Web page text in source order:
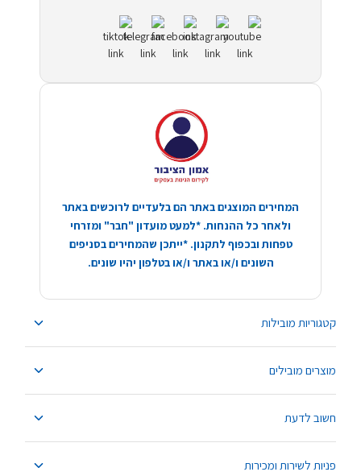
קטגוריות מובילות
מוצרים מובילים
חשוב לדעת
פניות לשירות ומכירות
המחירים המוצגים באתר הם בלעדיים לרוכשים באתר
ולאחר כל ההנחות. *למעט מועדון "חבר" ומזרחי
טפחות ובכפוף לתקנון. *ייתכן שהמחירים בסניפים
השונים ו/או באתר ו/או בטלפון יהיו שונים.